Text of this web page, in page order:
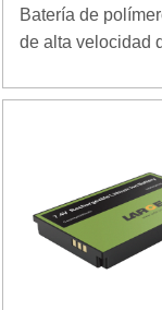
Batería de
de alta velocidad
de arranque de